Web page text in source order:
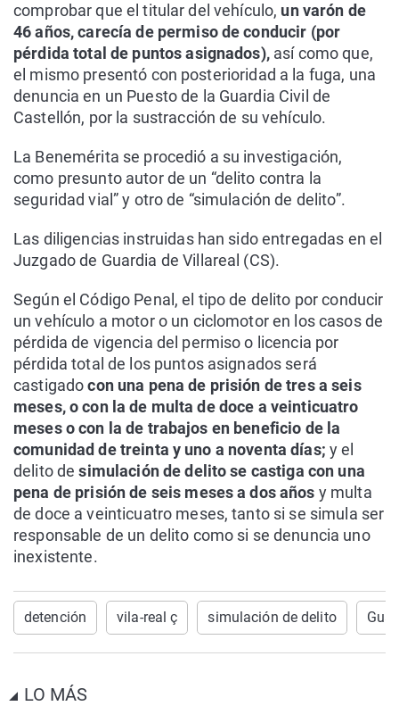
comprobar que el titular del vehículo, un varón de
46 años, carecía de permiso de conducir (por
pérdida total de puntos asignados), así como que,
el mismo presentó con posterioridad a la fuga, una
denuncia en un Puesto de la Guardia Civil de
Castellón, por la sustracción de su vehículo.
La Benemérita se procedió a su investigación,
como presunto autor de un “delito contra la
seguridad vial” y otro de “simulación de delito”.
Las diligencias instruidas han sido entregadas en el
Juzgado de Guardia de Villareal (CS).
Según el Código Penal, el tipo de delito por conducir
un vehículo a motor o un ciclomotor en los casos de
pérdida de vigencia del permiso o licencia por
pérdida total de los puntos asignados será
castigadocon una pena de prisión de tres a seis
meses, o con la de multa de doce a veinticuatro
meses o con la de trabajos en beneficio de la
comunidad de treinta y uno a noventa días; y el
delito desimulación de delito se castiga con una
pena de prisión de seis meses a dos años y multa
de doce a veinticuatro meses, tanto si se simula ser
responsable de un delito como si se denuncia uno
inexistente.
detención vila-real ç simulación de delito
LO MÁS